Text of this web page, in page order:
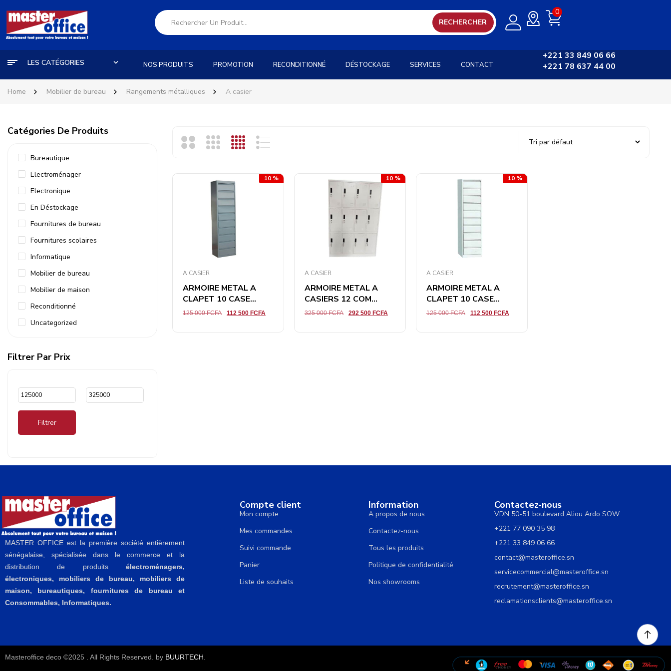
RECHERCHER
0
LES CATÉGORIES NOS PRODUITS PROMOTION RECONDITIONNÉ DÉSTOCKAGE SERVICES CONTACT
+221 33 849 06 66
+221 78 637 44 00
Home Mobilier de bureau Rangements métalliques A casier
Catégories De Produits
Bureautique
Electroménager
Electronique
En Déstockage
Fournitures de bureau
Fournitures scolaires
Informatique
Mobilier de bureau
Mobilier de maison
Reconditionné
Uncategorized
Filtrer Par Prix
Filtrer
10 %
A CASIER
ARMOIRE METAL A
CLAPET 10 CASE...
125 000FCFA 112 500 FCFA
10 %
A CASIER
ARMOIRE METAL A
CASIERS 12 COM...
325 000FCFA 292 500 FCFA
10 %
A CASIER
ARMOIRE METAL A
CLAPET 10 CASE...
125 000FCFA 112 500 FCFA
MASTER OFFICE est la première société entièrement
sénégalaise, spécialisée dans le commerce et la
distribution de produitsélectroménagers,
électroniques, mobiliers de bureau, mobiliers de
maison, bureautiques, fournitures de bureau et
Consommables, Informatiques.
Compte client
Mon compte
Mes commandes
Suivi commande
Panier
Liste de souhaits
Information
A propos de nous
Contactez-nous
Tous les produits
Politique de confidentialité
Nos showrooms
Contactez-nous
VDN 50-51 boulevard Aliou Ardo SOW
+221 77 090 35 98
+221 33 849 06 66
contact@masteroffice.sn
servicecommercial@masteroffice.sn
recrutement@masteroffice.sn
reclamationsclients@masteroffice.sn
Masteroffice deco ©2025 . All Rights Reserved. by BUURTECH